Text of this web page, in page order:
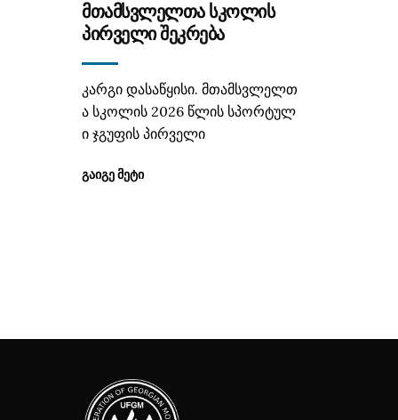
ᲛᲗᲐᲛᲡᲕᲚᲔᲚᲗᲐ ᲡᲙᲝᲚᲘᲡ
ᲞᲘᲠᲕᲔᲚᲘ ᲨᲔᲙᲠᲔᲑᲐ
კარგი დასაწყისი. მთამსვლელთ
ა სკოლის 2026 წლის სპორტულ
ი ჯგუფის პირველი
ᲒᲐᲘᲒᲔ ᲛᲔᲢᲘ